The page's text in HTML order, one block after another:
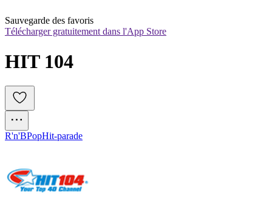
Sauvegarde des favoris
Télécharger gratuitement dans l'App Store
HIT 104
R'n'BPopHit-parade